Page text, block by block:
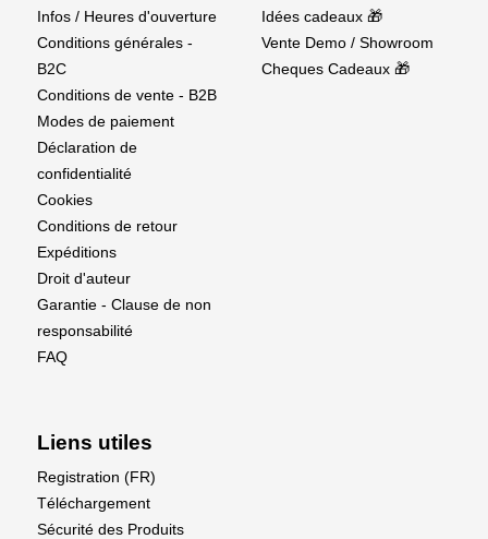
Infos / Heures d'ouverture
Conditions générales -
B2C
Conditions de vente - B2B
Modes de paiement
Déclaration de
confidentialité
Cookies
Conditions de retour
Expéditions
Droit d'auteur
Garantie - Clause de non
responsabilité
FAQ
Idées cadeaux 🎁
Vente Demo / Showroom
Cheques Cadeaux 🎁
Liens utiles
Registration (FR)
Téléchargement
Sécurité des Produits